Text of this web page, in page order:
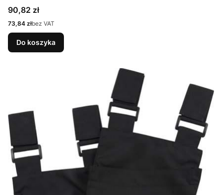
Cena
90,82 zł
Cena
73,84 złbez VAT
Do koszyka